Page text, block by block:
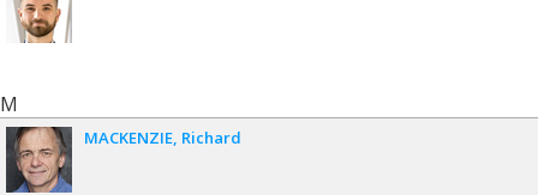
M
MACKENZIE Richard